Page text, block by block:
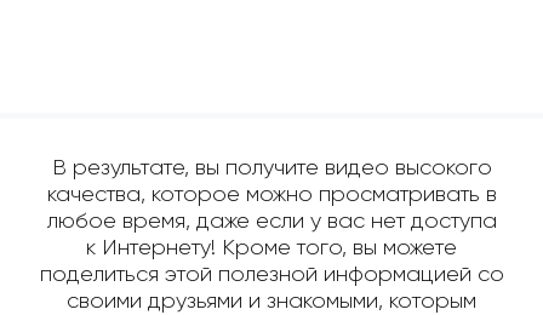
В результате, вы получите видео высокого
качества, которое можно просматривать в
любое время, даже если у вас нет доступа
к Интернету! Кроме того, вы можете
поделиться этой полезной информацией со
своими друзьями и знакомыми, которым